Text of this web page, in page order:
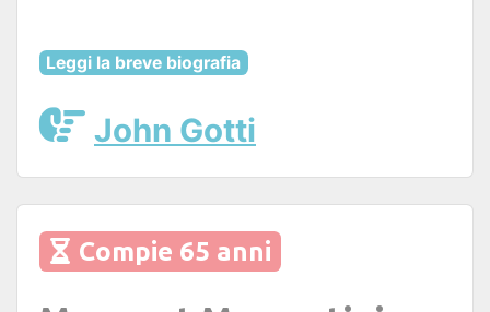
Leggi la breve biografia
John Gotti
Compie 65 anni